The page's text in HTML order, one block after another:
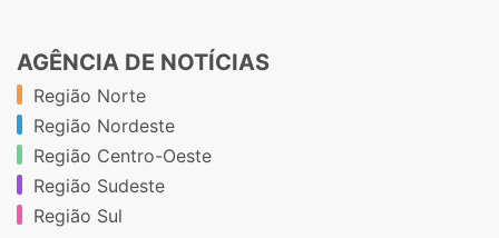
AGÊNCIA DE NOTÍCIAS
Região Norte
Região Nordeste
Região Centro-Oeste
Região Sudeste
Região Sul